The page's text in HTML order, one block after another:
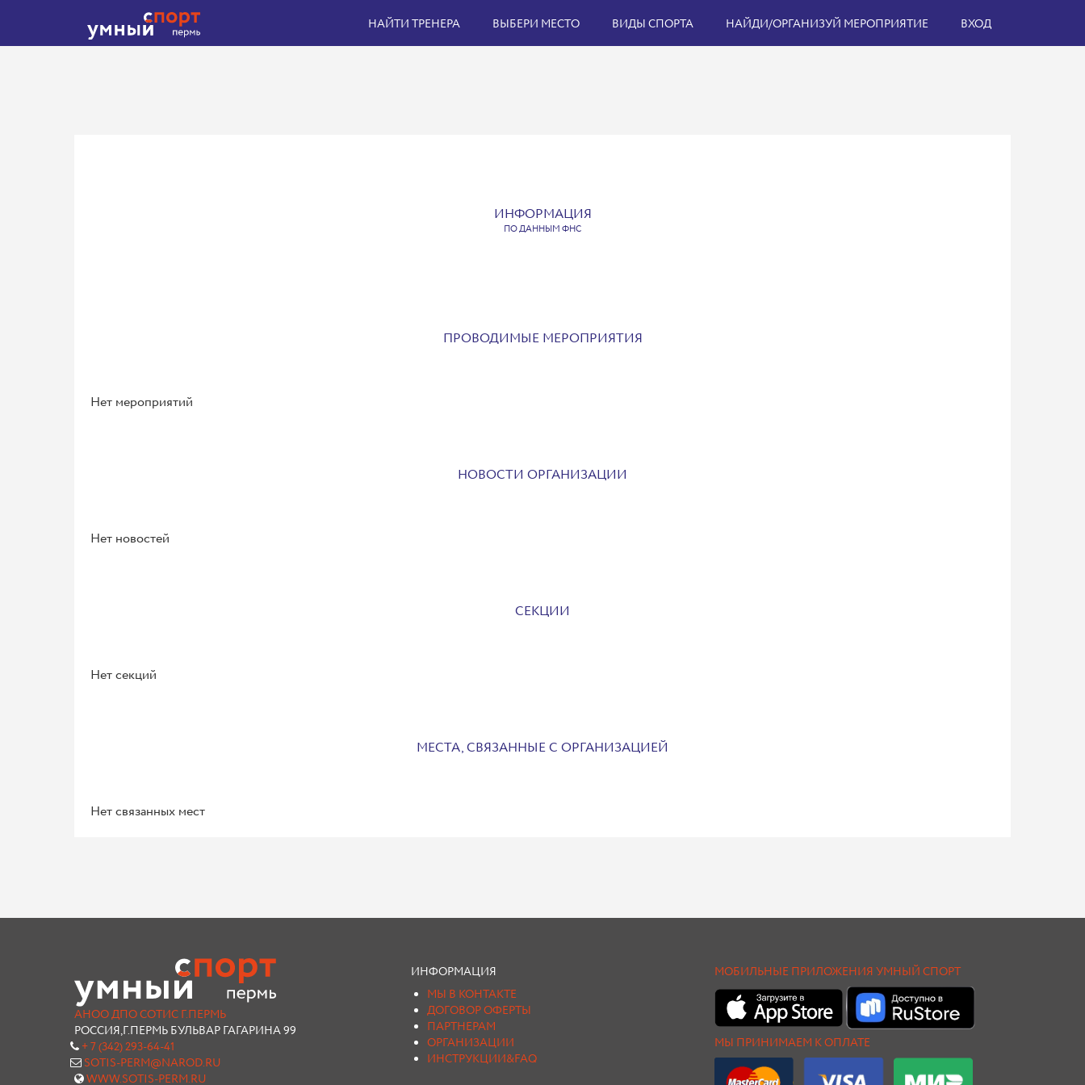
НАЙТИ ТРЕНЕРА ВЫБЕРИ МЕСТО ВИДЫ СПОРТА НАЙДИ/ОРГАНИЗУЙ МЕРОПРИЯТИЕ ВХОД
ИНФОРМАЦИЯ
ПО ДАННЫМ ФНС
ПРОВОДИМЫЕ МЕРОПРИЯТИЯ
Нет мероприятий
НОВОСТИ ОРГАНИЗАЦИИ
Нет новостей
СЕКЦИИ
Нет секций
МЕСТА, СВЯЗАННЫЕ С ОРГАНИЗАЦИЕЙ
Нет связанных мест
АНОО ДПО СОТИС Г.ПЕРМЬ
РОССИЯ,Г.ПЕРМЬ БУЛЬВАР ГАГАРИНА 99
+ 7 (342) 293-64-41
SOTIS-PERM@NAROD.RU
WWW.SOTIS-PERM.RU
ИНФОРМАЦИЯ
МЫ В КОНТАКТЕ
ДОГОВОР ОФЕРТЫ
ПАРТНЕРАМ
ОРГАНИЗАЦИИ
ИНСТРУКЦИИ&FAQ
МОБИЛЬНЫЕ ПРИЛОЖЕНИЯ УМНЫЙ СПОРТ
МЫ ПРИНИМАЕМ К ОПЛАТЕ